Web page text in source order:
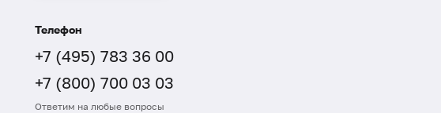
Телефон
+7 (495) 783 36 00
+7 (800) 700 03 03
Ответим на любые вопросы